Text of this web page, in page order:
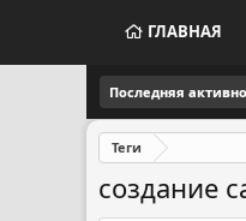
ГЛАВНАЯ
Последняя
Теги
создание